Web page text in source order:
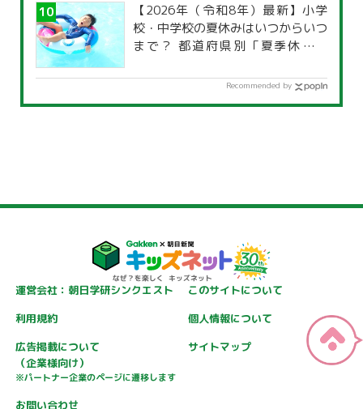
【2026年（令和8年）最新】小学
校・中学校の夏休みはいつからいつ
まで？ 都道府県別「夏季休暇一
Recommended by
運営会社：朝日学研シンクエスト
このサイトについて
利用規約
個人情報について
広告掲載について
（企業様向け）
※パートナー企業のページに遷移します
サイトマップ
お問い合わせ